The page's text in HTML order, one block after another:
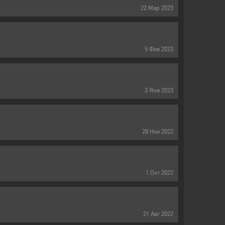
22 Мар 2023
5 Фев 2023
3 Янв 2023
28 Ноя 2022
1 Окт 2022
21 Авг 2022